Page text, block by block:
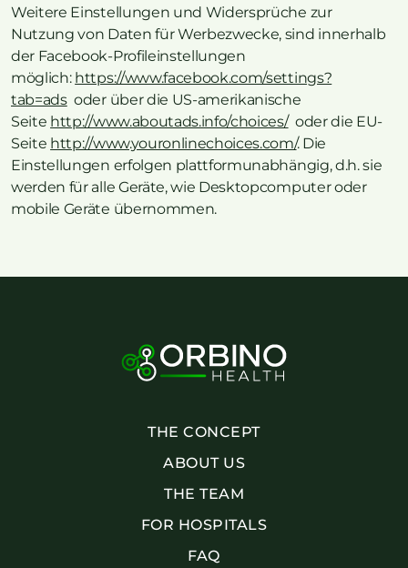
Weitere Einstellungen und Widersprüche zur
Nutzung von Daten für Werbezwecke, sind innerhalb
der Facebook-Profileinstellungen
möglich: https://www.facebook.com/settings?
tab=adsoder über die US-amerikanische
Seite http://www.aboutads.info/choices/oder die EU-
Seite http://www.youronlinechoices.com/. Die
Einstellungen erfolgen plattformunabhängig, d.h. sie
werden für alle Geräte, wie Desktopcomputer oder
mobile Geräte übernommen.
THE CONCEPT
ABOUT US
THE TEAM
FOR HOSPITALS
FAQ